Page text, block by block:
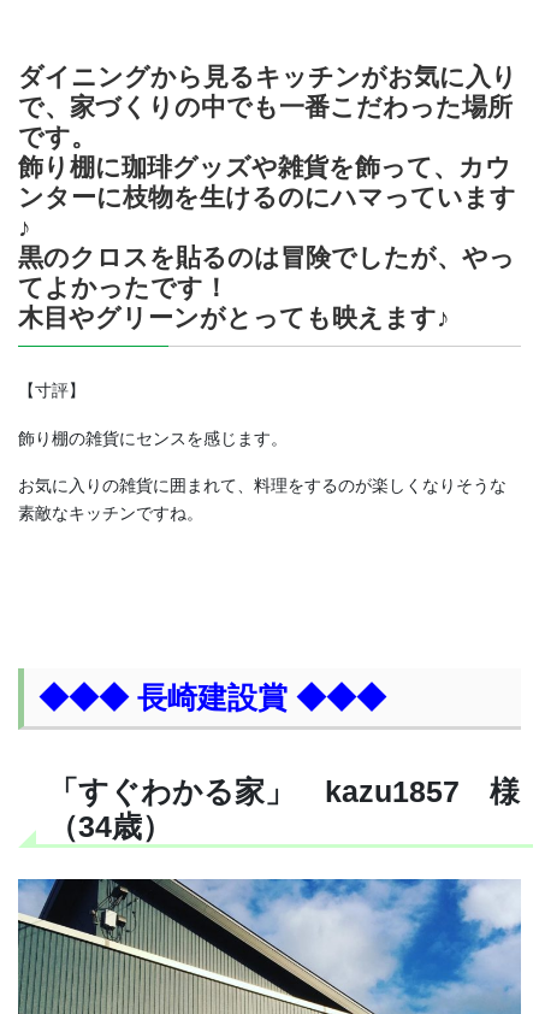
ダイニングから見るキッチンがお気に入り
で、家づくりの中でも一番こだわった場所
です。
飾り棚に珈琲グッズや雑貨を飾って、カウ
ンターに枝物を生けるのにハマっています
♪
黒のクロスを貼るのは冒険でしたが、やっ
てよかったです！
木目やグリーンがとっても映えます♪
【寸評】
飾り棚の雑貨にセンスを感じます。
お気に入りの雑貨に囲まれて、料理をするのが楽しくなりそうな
素敵なキッチンですね。
◆◆◆ 長崎建設賞 ◆◆◆
「すぐわかる家」 kazu1857 様
（34歳）